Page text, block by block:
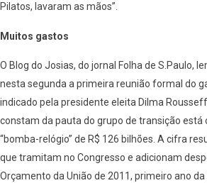
Pilatos, lavaram as mãos”.
Muitos gastos
O Blog do Josias, do jornal Folha de S.Paulo,
nesta segunda a primeira reunião formal do
indicado pela presidente eleita Dilma
constam da pauta do grupo de transição está
“bomba-relógio” de R$ 126 bilhões. A cifra
que tramitam no Congresso e adicionam
Orçamento da União de 2011, primeiro ano